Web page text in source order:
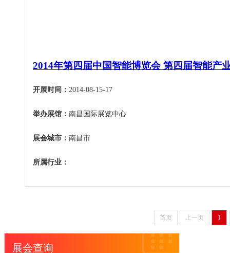
2014年第四届中国智能博览会 第四届智能产
开展时间： 2014-08-15-17
举办展馆： 南昌国际展览中心
展会城市： 南昌市
所属行业：
首页 上一页 1
展会查询